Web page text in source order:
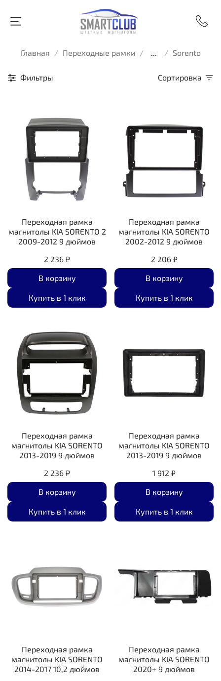
Главная Переходные рамки ... Sorento
Фильтры Сортировка
Переходная рамка
магнитолы KIA SORENTO 2
2009-2012 9 дюймов
2 236 ₽
В корзину
Купить в 1 клик
Переходная рамка
магнитолы KIA SORENTO
2002-2012 9 дюймов
2 206 ₽
В корзину
Купить в 1 клик
Переходная рамка
магнитолы KIA SORENTO
2013-2019 9 дюймов
2 236 ₽
В корзину
Купить в 1 клик
Переходная рамка
магнитолы KIA SORENTO
2013-2019 9 дюймов
1 912 ₽
В корзину
Купить в 1 клик
Переходная рамка
магнитолы KIA SORENTO
2014-2017 10,2 дюймов
Переходная рамка
магнитолы KIA SORENTO
2020+ 9 дюймов